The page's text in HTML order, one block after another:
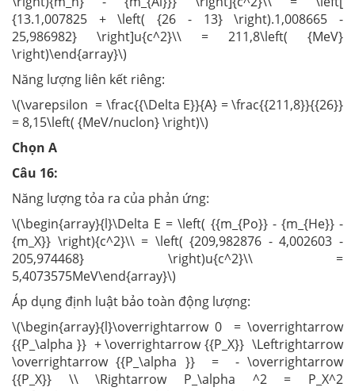
{13.1,007825 + \left( {26 - 13} \right).1,008665 -
25,986982} \right]u{c^2}\\ = 211,8\left( {MeV}
\right)\end{array}\)
Năng lượng liên kết riêng:
\(\varepsilon = \frac{{\Delta E}}{A} = \frac{{211,8}}{{26}}
= 8,15\left( {MeV/nuclon} \right)\)
Chọn A
Câu 16:
Năng lượng tỏa ra của phản ứng:
\(\begin{array}{l}\Delta E = \left( {{m_{Po}} - {m_{He}} -
{m_X}} \right){c^2}\\ = \left( {209,982876 - 4,002603 -
205,974468} \right)u{c^2}\\ =
5,4073575MeV\end{array}\)
Áp dụng định luật bảo toàn động lượng:
\(\begin{array}{l}\overrightarrow 0 = \overrightarrow
{{P_\alpha }} + \overrightarrow {{P_X}} \Leftrightarrow
\overrightarrow {{P_\alpha }} = - \overrightarrow
{{P_X}} \\ \Rightarrow P_\alpha ^2 = P_X^2